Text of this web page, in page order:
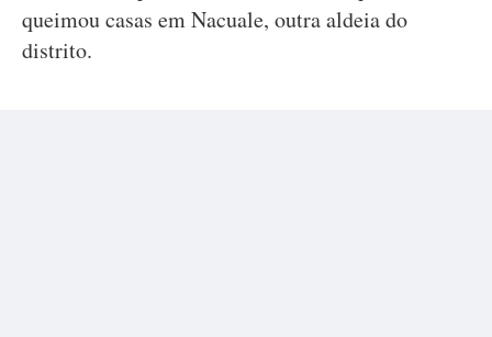
queimou casas em Nacuale, outra aldeia do
distrito.